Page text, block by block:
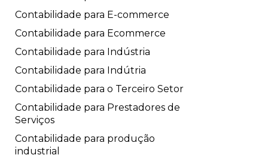
Contabilidade para E-commerce
Contabilidade para Ecommerce
Contabilidade para Indústria
Contabilidade para Indútria
Contabilidade para o Terceiro Setor
Contabilidade para Prestadores de
Serviços
Contabilidade para produção
industrial